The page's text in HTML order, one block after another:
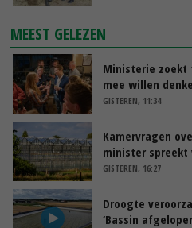
MEEST GELEZEN
Ministerie zoekt
mee willen
GISTEREN, 11:34
Kamervragen
minister spreekt
GISTEREN, 16:27
Droogte
‘Bassin